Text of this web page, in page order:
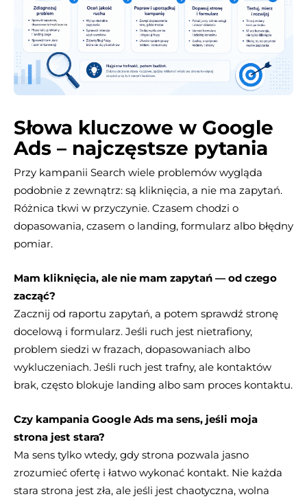
Słowa kluczowe w Google
Ads – najczęstsze pytania
Przy kampanii Search wiele problemów wygląda
podobnie z zewnątrz: są kliknięcia, a nie ma zapytań.
Różnica tkwi w przyczynie. Czasem chodzi o
dopasowania, czasem o landing, formularz albo błędny
pomiar.
Mam kliknięcia, ale nie mam zapytań — od czego
zacząć?
Zacznij od raportu zapytań, a potem sprawdź stronę
docelową i formularz. Jeśli ruch jest nietrafiony,
problem siedzi w frazach, dopasowaniach albo
wykluczeniach. Jeśli ruch jest trafny, ale kontaktów
brak, często blokuje landing albo sam proces kontaktu.
Czy kampania Google Ads ma sens, jeśli moja
strona jest stara?
Ma sens tylko wtedy, gdy strona pozwala jasno
zrozumieć ofertę i łatwo wykonać kontakt. Nie każda
stara strona jest zła, ale jeśli jest chaotyczna, wolna